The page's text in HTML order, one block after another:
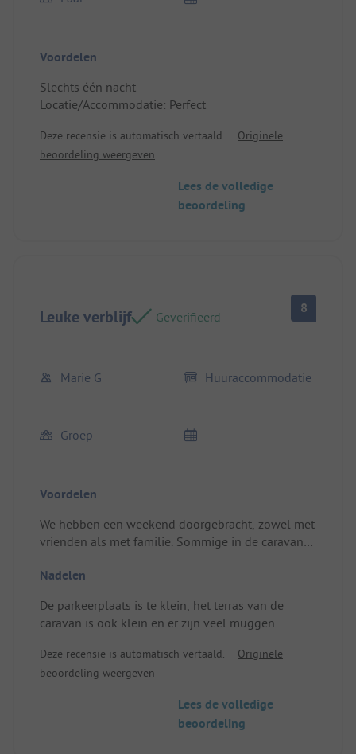
Voordelen
Slechts één nacht
Locatie/Accommodatie: Perfect
Deze recensie is automatisch vertaald.
Originele
beoordeling weergeven
Lees de volledige
beoordeling
Leuke verblijf Geverifieerd
8
Marie G Huuraccommodatie
Groep
Voordelen
We hebben een weekend doorgebracht, zowel met
vrienden als met familie. Sommige in de caravans,
bijzonder en we hebben genoten van het verblijf
Nadelen
De parkeerplaats is te klein, het terras van de
caravan is ook klein en er zijn veel muggen...
beetje aan de hoge kant, vooral voor een huwelijk
met veel gasten.
Deze recensie is automatisch vertaald.
Originele
beoordeling weergeven
Lees de volledige
beoordeling